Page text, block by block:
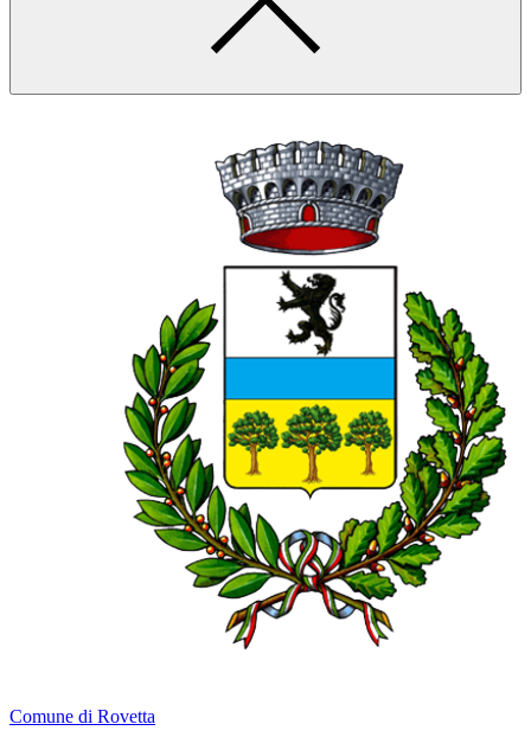
Comune di Rovetta